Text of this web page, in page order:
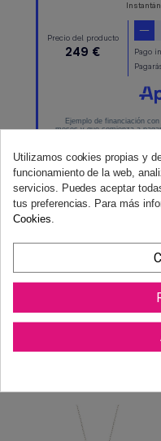
Utilizamos cookies propias y
funcionamiento de la web,
servicios. Puedes aceptar
tus preferencias. Para más
Cookies